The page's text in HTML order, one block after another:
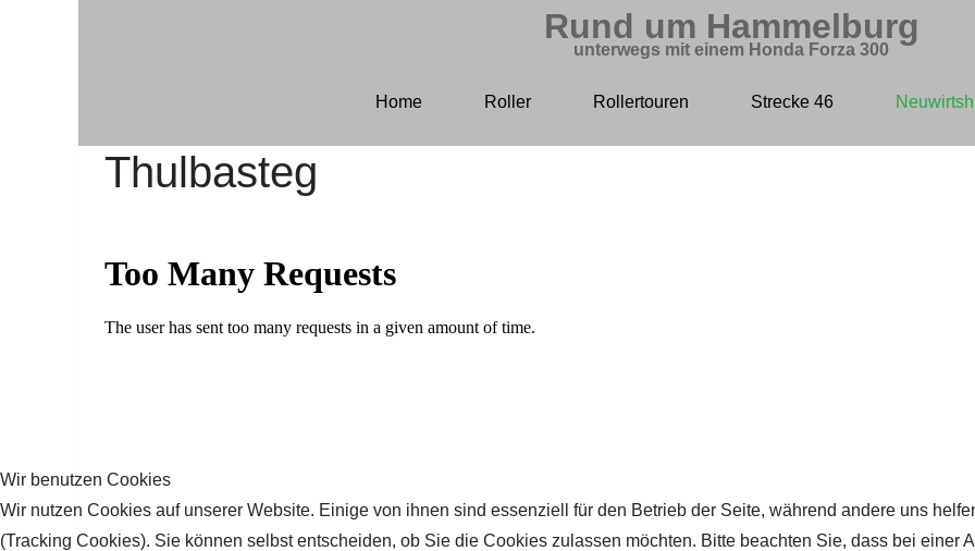
Rund um Hammelburg
unterwegs mit einem Honda Forza 300
Home Roller Rollertouren Strecke 46
Thulbasteg
Wir benutzen Cookies
Wir nutzen Cookies auf unserer Website. Einige von ihnen sind essenziell für den Betrieb der Seite, während andere uns
(Tracking Cookies). Sie können selbst entscheiden, ob Sie die Cookies zulassen möchten. Bitte beachten Sie, dass bei